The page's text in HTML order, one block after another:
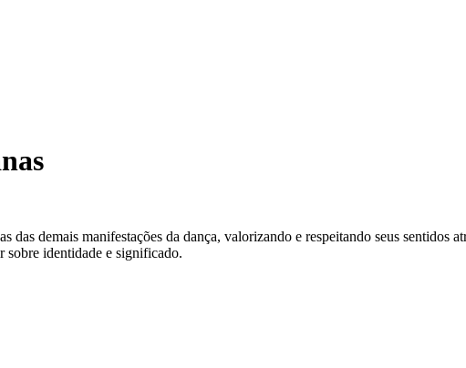
demais manifestações da dança, valorizando e respeitando seus sentidos
sobre identidade e significado.